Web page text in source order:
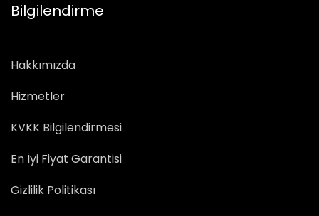
Bilgilendirme
Hakkımızda
Hizmetler
KVKK Bilgilendirmesi
En İyi Fiyat Garantisi
Gizlilik Politikası